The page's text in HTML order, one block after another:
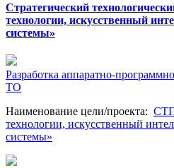
Стратегический
технологии, искусственный
системы»
Разработка аппаратно-
ТО
Наименование цели/проекта:
технологии, искусственный
системы»